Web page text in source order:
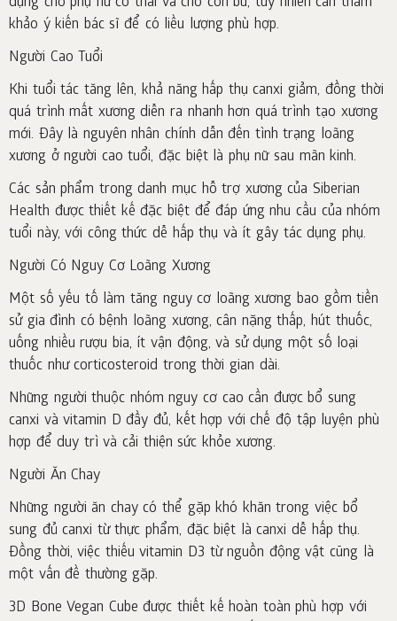
khảo ý kiến bác sĩ để có liều lượng phù hợp.
Người Cao Tuổi
Khi tuổi tác tăng lên, khả năng hấp thụ canxi giảm, đồng thời
quá trình mất xương diễn ra nhanh hơn quá trình tạo xương
mới. Đây là nguyên nhân chính dẫn đến tình trạng loãng
xương ở người cao tuổi, đặc biệt là phụ nữ sau mãn kinh.
Các sản phẩm trong danh mục hỗ trợ xương của Siberian
Health được thiết kế đặc biệt để đáp ứng nhu cầu của nhóm
tuổi này, với công thức dễ hấp thụ và ít gây tác dụng phụ.
Người Có Nguy Cơ Loãng Xương
Một số yếu tố làm tăng nguy cơ loãng xương bao gồm tiền
sử gia đình có bệnh loãng xương, cân nặng thấp, hút thuốc,
uống nhiều rượu bia, ít vận động, và sử dụng một số loại
thuốc như corticosteroid trong thời gian dài.
Những người thuộc nhóm nguy cơ cao cần được bổ sung
canxi và vitamin D đầy đủ, kết hợp với chế độ tập luyện phù
hợp để duy trì và cải thiện sức khỏe xương.
Người Ăn Chay
Những người ăn chay có thể gặp khó khăn trong việc bổ
sung đủ canxi từ thực phẩm, đặc biệt là canxi dễ hấp thụ.
Đồng thời, việc thiếu vitamin D3 từ nguồn động vật cũng là
một vấn đề thường gặp.
3D Bone Vegan Cube được thiết kế hoàn toàn phù hợp với